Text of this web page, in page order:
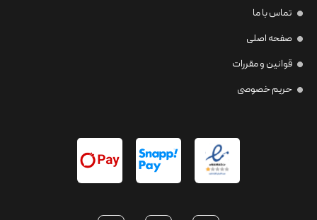
تماس با ما
صفحه اصلی
قوانین و مقررات
حریم خصوصی